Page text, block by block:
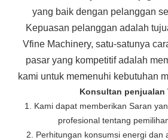
yang baik dengan pelanggan
Kepuasan pelanggan adalah
Vfine Machinery, satu-satunya
pasar yang kompetitif adalah
kami untuk memenuhi kebutuhan
Konsultan penjualan
1. Kami dapat memberikan Saran
profesional tentang
2. Perhitungan konsumsi energi dan